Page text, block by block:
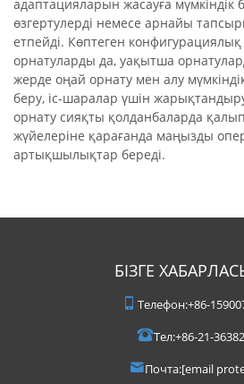
адаптацияларын жасауға мүмкіндік
өзгертулерді немесе арнайы
етпейді. Көптеген
орнатуларды да, уақытша
жерде оңай орнату мен алу
беру, іс-шаралар үшін
орнату сияқты қолданбаларда
жүйелеріне қарағанда маңызды
артықшылықтар береді.
БІЗГЕ
Телефон:+86-
Тел:+86-21-
Почта:[email